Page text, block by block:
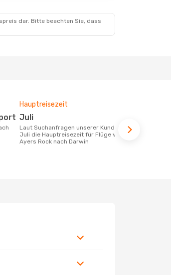
dar. Bitte beachten Sie, dass
Hauptreisezeit
Juli
Laut Suchanfragen unserer Kunden ist
Juli die Hauptreisezeit für Flüge von
Ayers Rock nach Darwin